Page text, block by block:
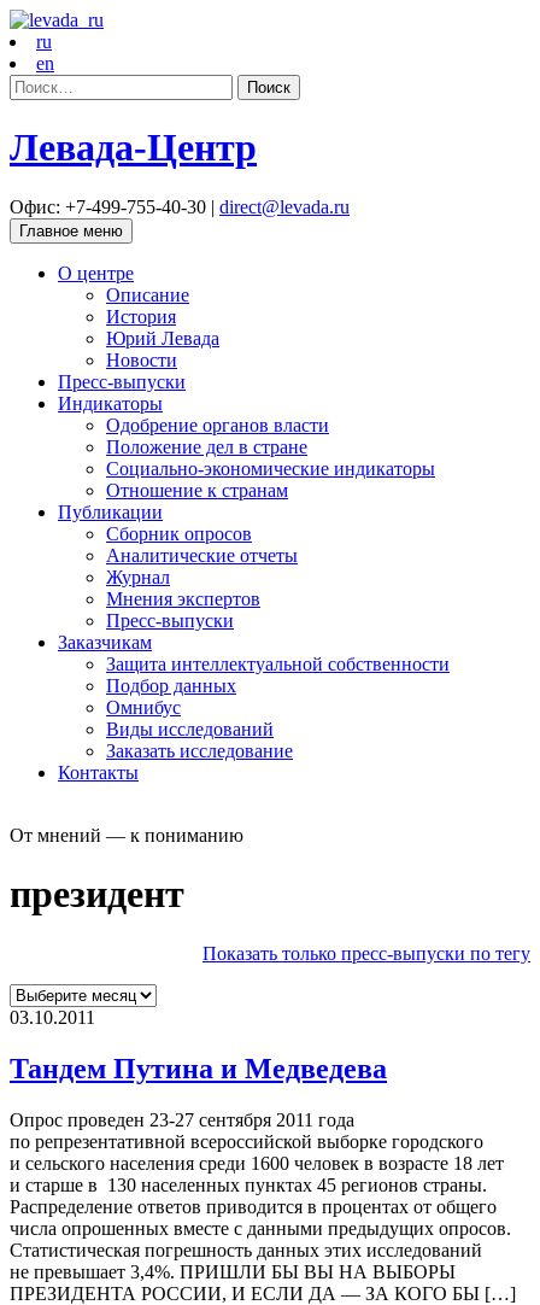
ru
en
Найти:
Левада-Центр
Офис: +7-499-755-40-30 | direct@levada.ru
Главное меню
О центре
Описание
История
Юрий Левада
Новости
Пресс-выпуски
Индикаторы
Одобрение органов власти
Положение дел в стране
Социально-экономические индикаторы
Отношение к странам
Публикации
Сборник опросов
Аналитические отчеты
Журнал
Мнения экспертов
Пресс-выпуски
Заказчикам
Защита интеллектуальной собственности
Подбор данных
Омнибус
Виды исследований
Заказать исследование
Контакты
От мнений — к пониманию
президент
Показать только пресс-выпуски по тегу
03.10.2011
Тандем Путина и Медведева
Опрос проведен 23-27 сентября 2011 года
по репрезентативной всероссийской выборке городского
и сельского населения среди 1600 человек в возрасте 18 лет
и старше в 130 населенных пунктах 45 регионов страны.
Распределение ответов приводится в процентах от общего
числа опрошенных вместе с данными предыдущих опросов.
Статистическая погрешность данных этих исследований
не превышает 3,4%. ПРИШЛИ БЫ ВЫ НА ВЫБОРЫ
ПРЕЗИДЕНТА РОССИИ, И ЕСЛИ ДА — ЗА КОГО БЫ […]